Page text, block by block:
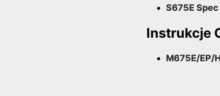
S675E Spec
Instrukcje
M675E/EP/